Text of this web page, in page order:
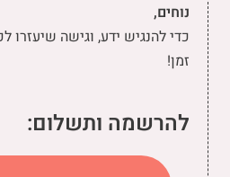
נוחים,
כדי להנגיש ידע, וגישה
זמן!
להרשמה ותשלום: